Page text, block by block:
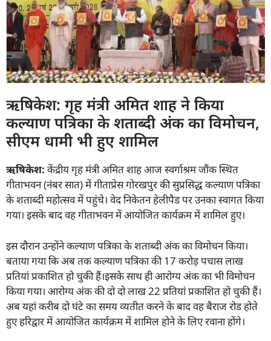
ऋषिकेश: गृह मंत्री अमित शाह ने किया
कल्याण पत्रिका के शताब्दी अंक का विमोचन,
सीएम धामी भी हुए शामिल
ऋषिकेश: केंद्रीय गृह मंत्री अमित शाह आज स्वर्गाश्रम जौंक स्थित
गीताभवन (नंबर सात) में गीताप्रेस गोरखपुर की सुप्रसिद्ध कल्याण पत्रिका
के शताब्दी महोत्सव में पहुंचे। वेद निकेतन हेलीपैड पर उनका स्वागत किया
गया। इसके बाद वह गीताभवन में आयोजित कार्यक्रम में शामिल हुए।
इस दौरान उन्होंने कल्याण पत्रिका के शताब्दी अंक का विमोचन किया।
बताया गया कि अब तक कल्याण पत्रिका की 17 करोड़ पचास लाख
प्रतियां प्रकाशित हो चुकी हैं।इसके साथ ही आरोग्य अंक का भी विमोचन
किया गया। आरोग्य अंक की दो दो लाख 22 प्रतियां प्रकाशित हो चुकी हैं।
अब यहां करीब दो घंटे का समय व्यतीत करने के बाद वह बैराज रोड होते
हुए हरिद्वार में आयोजित कार्यक्रम में शामिल होने के लिए रवाना होंगे।